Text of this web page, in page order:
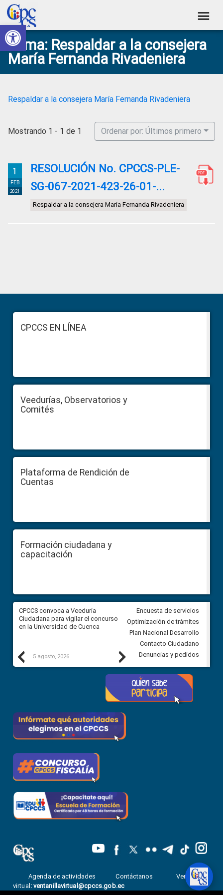
Abrir barra de herramientas
Skip
to
primary
navigation
Skip
to
main
content
Skip
to
primary
sidebar
Skip
to
footer
Consejo
de
Participación
Social
Construyendo
Poder
Ciudadano
Tema: Respaldar a la consejera
María Fernanda Rivadeniera
Respaldar a la consejera María Fernanda Rivadeniera
Mostrando 1 - 1 de 1 Ordenar por: Últimos primero
1
FEB
2021
RESOLUCIÓN No. CPCCS-PLE-
SG-067-2021-423-26-01-...
Respaldar a la consejera María Fernanda Rivadeniera
Sidebar
FooterCPCCS EN LÍNEA
Veedurías, Observatorios y
Comités
Plataforma de Rendición de
Cuentas
Formación ciudadana y
capacitación
Previous
CPCCS convoca a Veeduría
Ciudadana para vigilar el concurso
en la Universidad de Cuenca
5 agosto, 2026
Veeduría Ciudadana para
designación de la Primera
Ordenamiento Territorial
3 agosto, 2026
Next
Encuesta de servicios
Optimización de trámites
Plan Nacional Desarrollo
Contacto Ciudadano
Denuncias y pedidos
Agenda de actividades Contáctanos
Ventanilla
virtual : ventanillavirtual@cpccs.gob.ec